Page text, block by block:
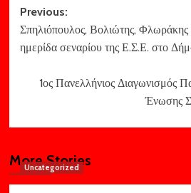
Post
navigation
Previous:
Σπηλιόπουλος, Βολιώτης, Φλωράκης
ημερίδα σεναρίου της Ε.Σ.Ε. στο
1ος Πανελλήνιος Διαγωνισμός
Ένωσης
More Stories
Uncategorized